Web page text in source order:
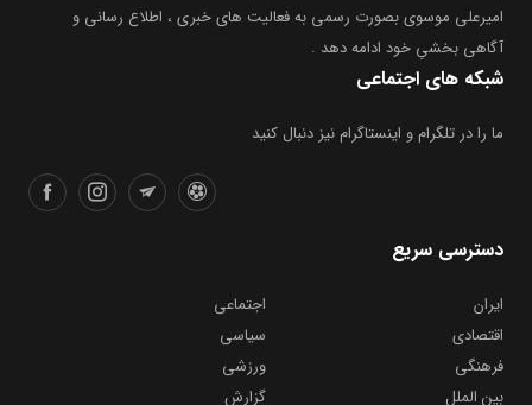
امیرعلی موسوی بصورت رسمی به فعالیت های خبری ، اطلاع رسانی و
آگاهی بخشیِ خود ادامه دهد .
شبکه های اجتماعی
ما را در تلگرام و اینستاگرام نیز دنبال کنید
دسترسی سریع
ایران
اجتماعی
اقتصادی
سیاسی
فرهنگی
ورزشی
بین الملل
گزارش